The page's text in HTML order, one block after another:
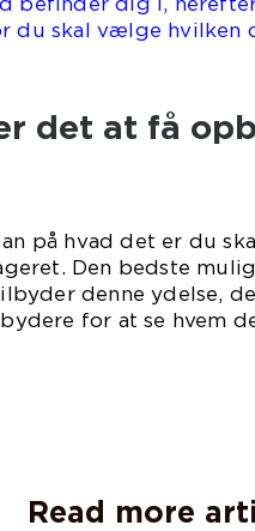
du skal vælge hvilken
det at få
på hvad det er du
Den bedste
denne ydelse,
for at se hvem
Read more